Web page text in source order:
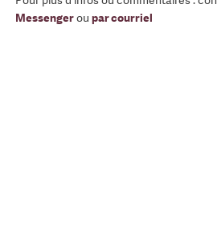
Messengerou par courriel